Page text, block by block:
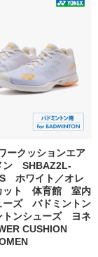
ークッションエア
ン SHBAZ2L-
ホワイト／オレ
ット 体育館 室内
ズ バドミントン
ンシューズ ヨネ
CUSHION